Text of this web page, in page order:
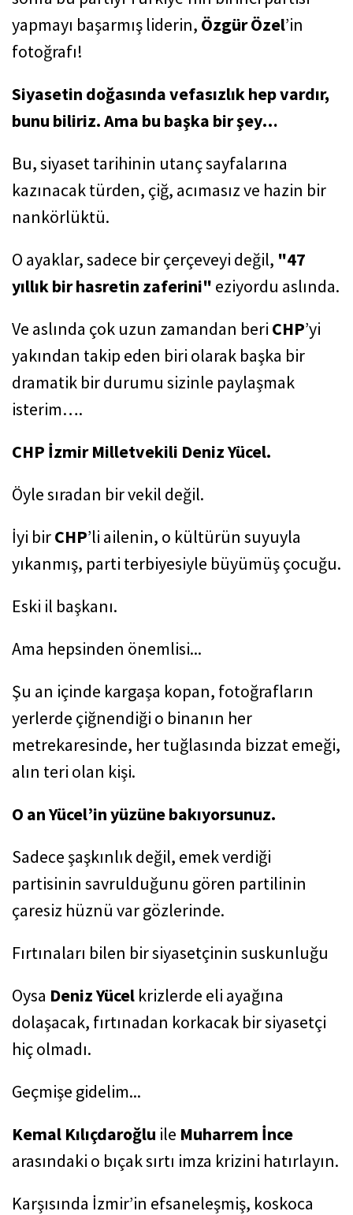
yapmayı başarmış liderin, Özgür Özel’in
fotoğrafı!
Siyasetin doğasında vefasızlık hep vardır,
bunu biliriz. Ama bu başka bir şey…
Bu, siyaset tarihinin utanç sayfalarına
kazınacak türden, çiğ, acımasız ve hazin bir
nankörlüktü.
O ayaklar, sadece bir çerçeveyi değil, "47
yıllık bir hasretin zaferini" eziyordu aslında.
Ve aslında çok uzun zamandan beri CHP’yi
yakından takip eden biri olarak başka bir
dramatik bir durumu sizinle paylaşmak
isterim….
CHP İzmir Milletvekili Deniz Yücel.
Öyle sıradan bir vekil değil.
İyi birCHP’li ailenin, o kültürün suyuyla
yıkanmış, parti terbiyesiyle büyümüş çocuğu.
Eski il başkanı.
Ama hepsinden önemlisi...
Şu an içinde kargaşa kopan, fotoğrafların
yerlerde çiğnendiği o binanın her
metrekaresinde, her tuğlasında bizzat emeği,
alın teri olan kişi.
O an Yücel’in yüzüne bakıyorsunuz.
Sadece şaşkınlık değil, emek verdiği
partisinin savrulduğunu gören partilinin
çaresiz hüznü var gözlerinde.
Fırtınaları bilen bir siyasetçinin suskunluğu
Oysa Deniz Yücel krizlerde eli ayağına
dolaşacak, fırtınadan korkacak bir siyasetçi
hiç olmadı.
Geçmişe gidelim...
Kemal Kılıçdaroğlu ile Muharrem İnce
arasındaki o bıçak sırtı imza krizini hatırlayın.
Karşısında İzmir’in efsaneleşmiş, koskoca